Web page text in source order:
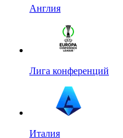
Англия
Лига конференций
Италия